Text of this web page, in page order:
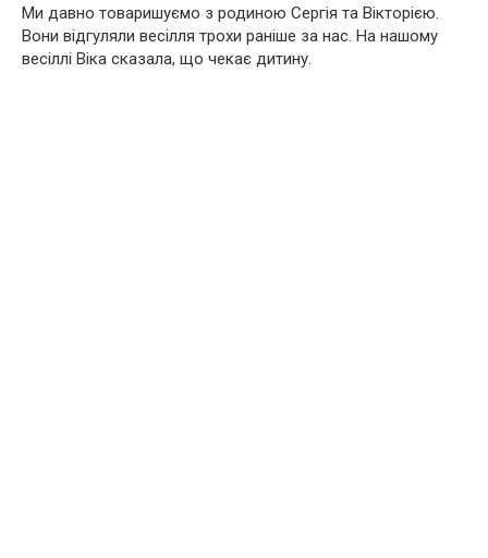
Ми давно товаришуємо з родиною Сергія та Вікторією.
Вони відгуляли весілля трохи раніше за нас. На нашому
весіллі Віка сказала, що чекає дитину.